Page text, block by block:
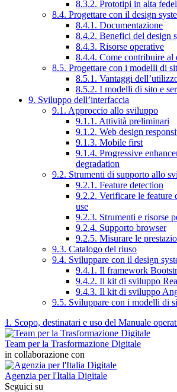
8.3.2. Prototipi in alta
8.4. Progettare con il design
8.4.1. Documentazione
8.4.2. Benefici del design
8.4.3. Risorse operative
8.4.4. Come contribuire al
8.5. Progettare con i modelli di
8.5.1. Vantaggi
8.5.2. I modelli di sito e
9. Sviluppo dell’interfaccia
9.1. Approccio allo sviluppo
9.1.1. Attività preliminari
9.1.2. Web design
9.1.3. Mobile first
9.1.4. Progressive
degradation
9.2. Strumenti di supporto allo
9.2.1. Feature detection
9.2.2. Verificare le
use
9.2.3. Strumenti e risorse
9.2.4. Supporto browser
9.2.5. Misurare le
9.3. Catalogo del riuso
9.4. Sviluppare con il design
9.4.1. Il framework
9.4.2. Il kit di sviluppo
9.4.3. Il kit di sviluppo
9.5. Sviluppare con i modelli di
1. Scopo, destinatari e uso del Manuale
Team per la Trasformazione Digitale
in collaborazione con
Agenzia per l'Italia Digitale
Seguici su